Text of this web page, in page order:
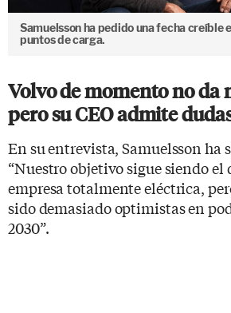
Samuelsson ha pedido una fecha creíble
puntos de carga.
Volvo de momento no da
pero su CEO admite
En su entrevista, Samuelsson ha
“Nuestro objetivo sigue siendo el
empresa totalmente eléctrica,
sido demasiado optimistas en
2030”.